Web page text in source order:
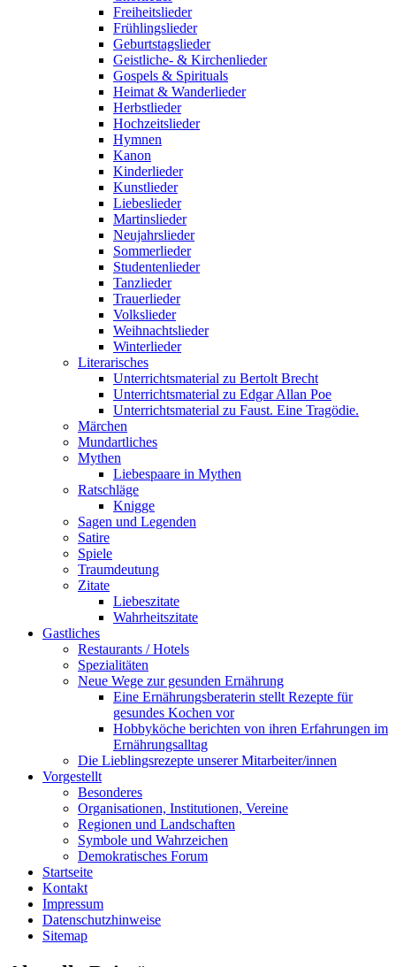
Freiheitslieder
Frühlingslieder
Geburtstagslieder
Geistliche- & Kirchenlieder
Gospels & Spirituals
Heimat & Wanderlieder
Herbstlieder
Hochzeitslieder
Hymnen
Kanon
Kinderlieder
Kunstlieder
Liebeslieder
Martinslieder
Neujahrslieder
Sommerlieder
Studentenlieder
Tanzlieder
Trauerlieder
Volkslieder
Weihnachtslieder
Winterlieder
Literarisches
Unterrichtsmaterial zu Bertolt Brecht
Unterrichtsmaterial zu Edgar Allan Poe
Unterrichtsmaterial zu Faust. Eine Tragödie.
Märchen
Mundartliches
Mythen
Liebespaare in Mythen
Ratschläge
Knigge
Sagen und Legenden
Satire
Spiele
Traumdeutung
Zitate
Liebeszitate
Wahrheitszitate
Gastliches
Restaurants / Hotels
Spezialitäten
Neue Wege zur gesunden Ernährung
Eine Ernährungsberaterin stellt Rezepte für
gesundes Kochen vor
Hobbyköche berichten von ihren Erfahrungen im
Ernährungsalltag
Die Lieblingsrezepte unserer Mitarbeiter/innen
Vorgestellt
Besonderes
Organisationen, Institutionen, Vereine
Regionen und Landschaften
Symbole und Wahrzeichen
Demokratisches Forum
Startseite
Kontakt
Impressum
Datenschutzhinweise
Sitemap